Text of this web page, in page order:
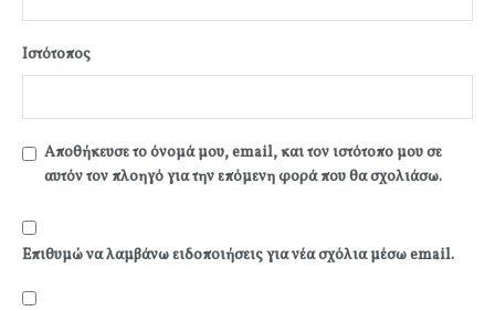
Ιστότοπος
Αποθήκευσε το όνομά μου, email, και τον ιστότοπο μου σε
αυτόν τον πλοηγό για την επόμενη φορά που θα σχολιάσω.
Επιθυμώ να λαμβάνω ειδοποιήσεις για νέα σχόλια μέσω email.